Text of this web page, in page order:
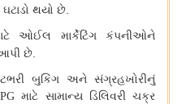
ઘટાડો થયો છે.
ઓઈલ માર્કેટિંગ કંપનીઓને
છે.
બુકિંગ અને સંગ્રહખોરીનું
માટે સામાન્ય ડિલિવરી ચક્ર